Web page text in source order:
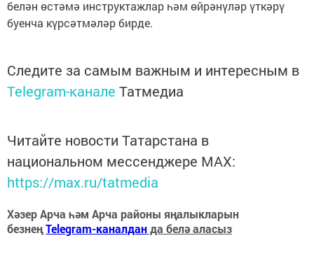
белән өстәмә инструктажлар һәм өйрәнүләр үткәрү
буенча күрсәтмәләр бирде.
Следите за самым важным и интересным в
Telegram-канале Татмедиа
Читайте новости Татарстана в
национальном мессенджере MАХ:
https://max.ru/tatmedia
Хәзер Арча һәм Арча районы яңалыкларын
безнеңTelegram-каналданда белә аласыз